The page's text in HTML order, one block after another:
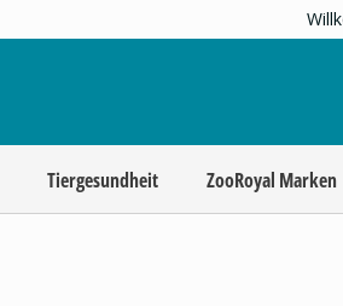
Tiergesundheit ZooRoyal Marken